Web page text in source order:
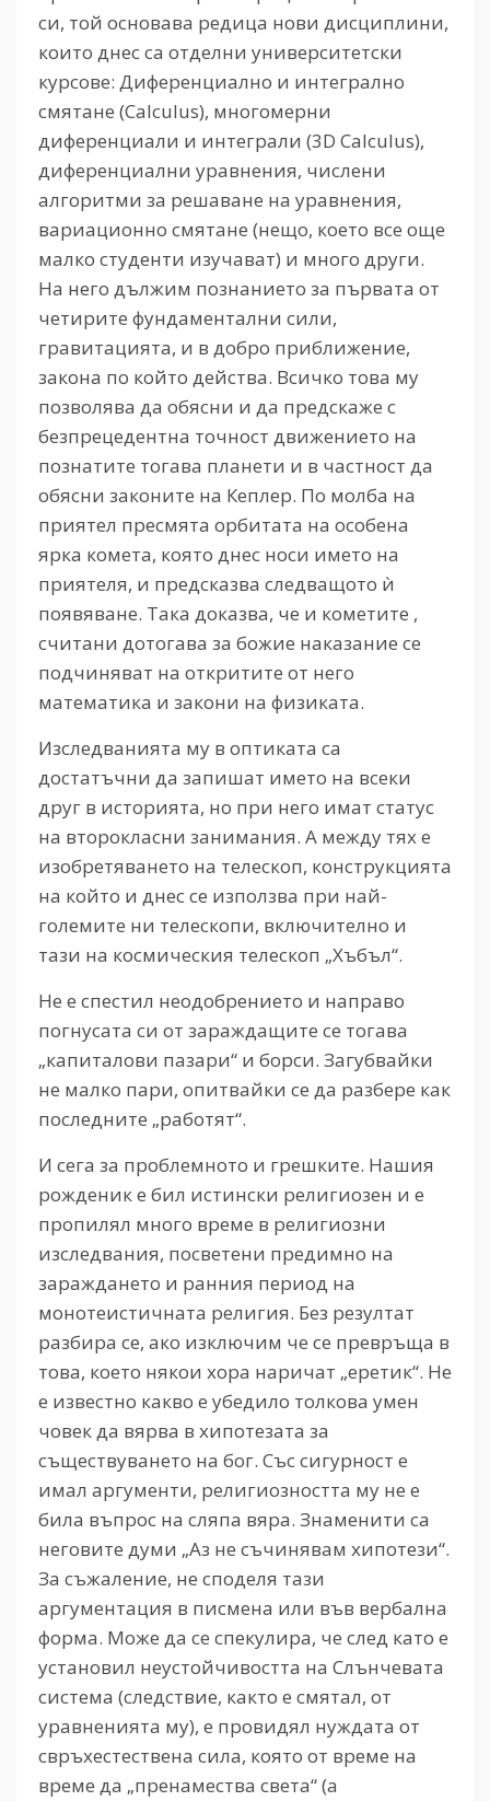
си, той основава редица нови дисциплини,
които днес са отделни университетски
курсове: Диференциално и интегрално
смятане (Calculus), многомерни
диференциали и интеграли (3D Calculus),
диференциални уравнения, числени
алгоритми за решаване на уравнения,
вариационно смятане (нещо, което все още
малко студенти изучават) и много други.
На него дължим познанието за първата от
четирите фундаментални сили,
гравитацията, и в добро приближение,
закона по който действа. Всичко това му
позволява да обясни и да предскаже с
безпрецедентна точност движението на
познатите тогава планети и в частност да
обясни законите на Кеплер. По молба на
приятел пресмята орбитата на особена
ярка комета, която днес носи името на
приятеля, и предсказва следващото ѝ
появяване. Така доказва, че и кометите ,
считани дотогава за божие наказание се
подчиняват на откритите от него
математика и закони на физиката.
Изследванията му в оптиката са
достатъчни да запишат името на всеки
друг в историята, но при него имат статус
на второкласни занимания. А между тях е
изобретяването на телескоп, конструкцията
на който и днес се използва при най-
големите ни телескопи, включително и
тази на космическия телескоп „Хъбъл“.
Не е спестил неодобрението и направо
погнусата си от зараждащите се тогава
„капиталови пазари“ и борси. Загубвайки
не малко пари, опитвайки се да разбере как
последните „работят“.
И сега за проблемното и грешките. Нашия
рожденик е бил истински религиозен и е
пропилял много време в религиозни
изследвания, посветени предимно на
зараждането и ранния период на
монотеистичната религия. Без резултат
разбира се, ако изключим че се превръща в
това, което някои хора наричат „еретик“. Не
е известно какво е убедило толкова умен
човек да вярва в хипотезата за
съществуването на бог. Със сигурност е
имал аргументи, религиозността му не е
била въпрос на сляпа вяра. Знаменити са
неговите думи „Аз не съчинявам хипотези“.
За съжаление, не споделя тази
аргументация в писмена или във вербална
форма. Може да се спекулира, че след като е
установил неустойчивостта на Слънчевата
система (следствие, както е смятал, от
уравненията му), е провидял нуждата от
свръхестествена сила, която от време на
време да „пренамества света“ (а